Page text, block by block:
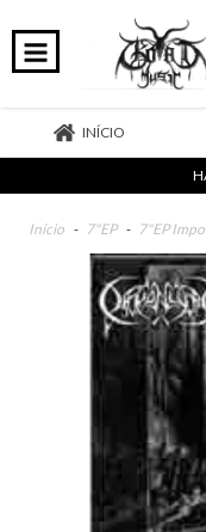
INÍCIO
Início - 7"EP - 7"EP